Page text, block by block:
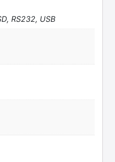
RS232, USB